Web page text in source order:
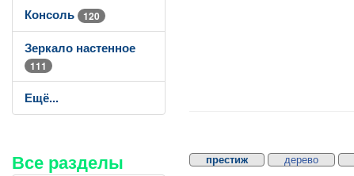
Консоль 120
Зеркало настенное
111
Ещё...
Все разделы престиж дерево